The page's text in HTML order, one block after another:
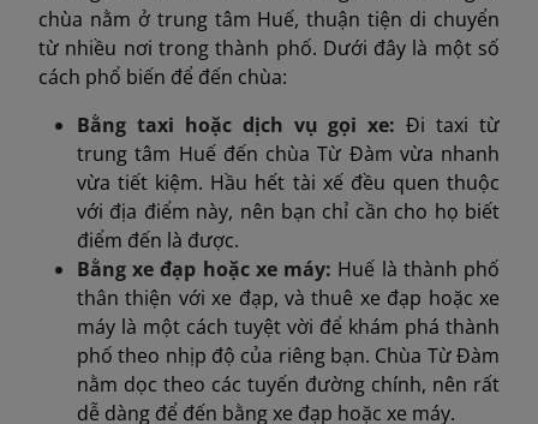
chùa nằm ở trung tâm Huế, thuận tiện di chuyển
từ nhiều nơi trong thành phố. Dưới đây là một số
cách phổ biến để đến chùa:
Bằng taxi hoặc dịch vụ gọi xe:Đi taxi từ
trung tâm Huế đến chùa Từ Đàm vừa nhanh
vừa tiết kiệm. Hầu hết tài xế đều quen thuộc
với địa điểm này, nên bạn chỉ cần cho họ biết
điểm đến là được.
Bằng xe đạp hoặc xe máy: Huế là thành phố
thân thiện với xe đạp, và thuê xe đạp hoặc xe
máy là một cách tuyệt vời để khám phá thành
phố theo nhịp độ của riêng bạn. Chùa Từ Đàm
nằm dọc theo các tuyến đường chính, nên rất
dễ dàng để đến bằng xe đạp hoặc xe máy.